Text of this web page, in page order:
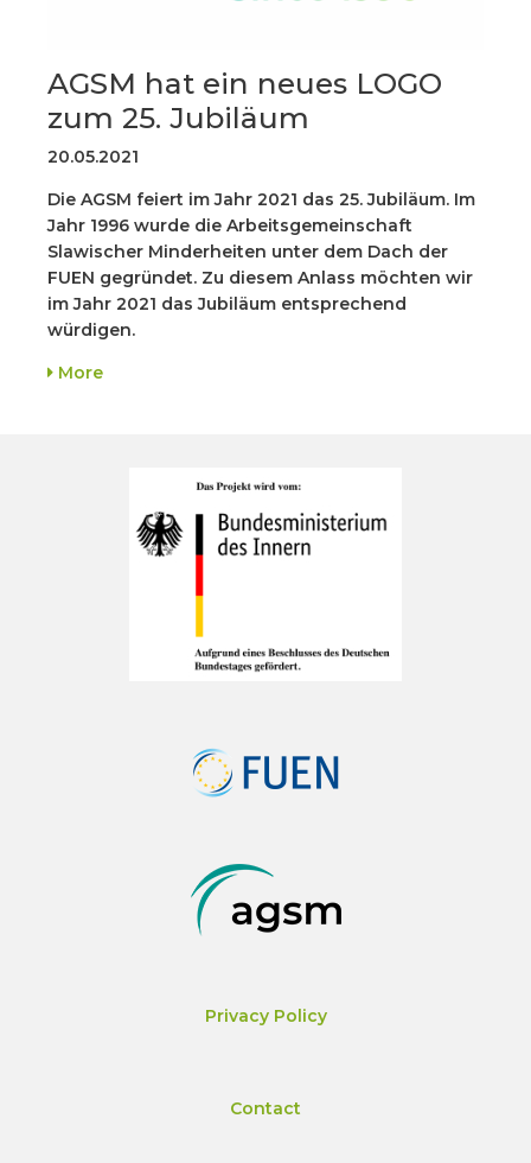
AGSM hat ein neues LOGO
zum 25. Jubiläum
20.05.2021
Die AGSM feiert im Jahr 2021 das 25. Jubiläum. Im
Jahr 1996 wurde die Arbeitsgemeinschaft
Slawischer Minderheiten unter dem Dach der
FUEN gegründet. Zu diesem Anlass möchten wir
im Jahr 2021 das Jubiläum entsprechend
würdigen.
More
Privacy Policy
Contact